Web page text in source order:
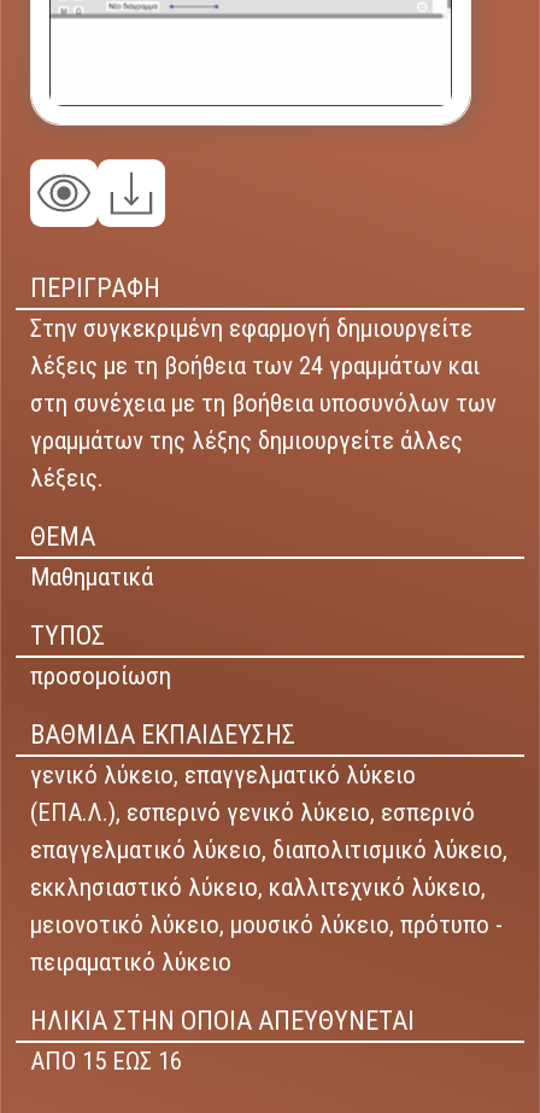
ΠΕΡΙΓΡΑΦΗ
Στην συγκεκριμένη εφαρμογή δημιουργείτε
λέξεις με τη βοήθεια των 24 γραμμάτων και
στη συνέχεια με τη βοήθεια υποσυνόλων των
γραμμάτων της λέξης δημιουργείτε άλλες
λέξεις.
ΘΕΜΑ
Μαθηματικά
ΤΥΠΟΣ
προσομοίωση
ΒΑΘΜΙΔΑ ΕΚΠΑΙΔΕΥΣΗΣ
γενικό λύκειο, επαγγελματικό λύκειο
(ΕΠΑ.Λ.), εσπερινό γενικό λύκειο, εσπερινό
επαγγελματικό λύκειο, διαπολιτισμικό λύκειο,
εκκλησιαστικό λύκειο, καλλιτεχνικό λύκειο,
μειονοτικό λύκειο, μουσικό λύκειο,πρότυπο -
πειραματικό λύκειο
ΗΛΙΚΙΑ ΣΤΗΝ ΟΠΟΙΑ ΑΠΕΥΘΥΝΕΤΑΙ
ΑΠΟ 15 ΕΩΣ 16